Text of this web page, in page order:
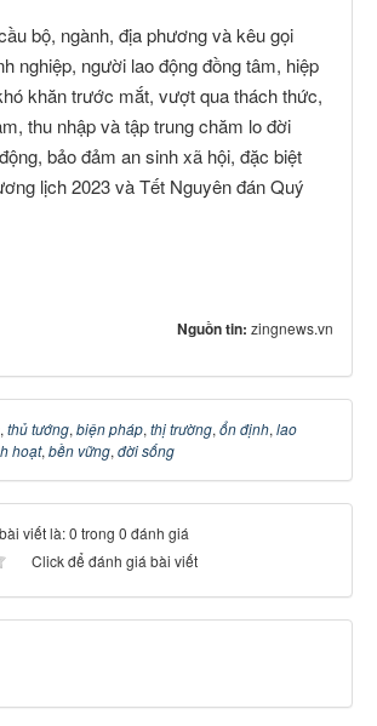
bộ, ngành, địa phương và kêu gọi
nghiệp, người lao động đồng tâm, hiệp
khăn trước mắt, vượt qua thách thức,
thu nhập và tập trung chăm lo đời
bảo đảm an sinh xã hội, đặc biệt
lịch 2023 và Tết Nguyên đán Quý
Nguồn tin: zingnews.vn
, thủ tướng, biện pháp, thị trường, ổn định, lao
hoạt, bền vững, đời sống
viết là: 0 trong 0 đánh giá
Click để đánh giá bài viết